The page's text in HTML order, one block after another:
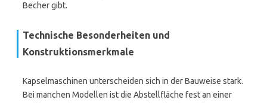
Becher gibt.
Technische Besonderheiten und
Konstruktionsmerkmale
Kapselmaschinen unterscheiden sich in der Bauweise stark.
Bei manchen Modellen ist die Abstellfläche fest an einer